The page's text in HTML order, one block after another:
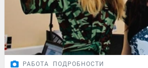
РАБОТА ПОДРОБНОСТИ